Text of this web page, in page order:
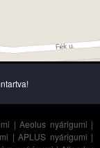
|Aeolus nyárigumi |
|APLUS nyárigumi |